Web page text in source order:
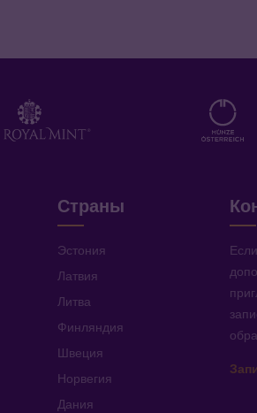
Страны
Эстония
Латвия
Литва
Финляндия
Швеция
Норвегия
Дания